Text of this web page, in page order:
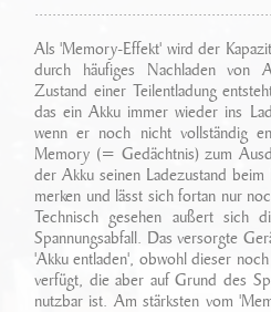
Unser Service
Ansprechpartner
Stellenangebote
Referenzen
Geschichte
Standort/ Anfahrt
IP Anwendungen/
Sonderfahrzeugbau
Leistungen
Eigenentwicklungen
Zubehör
Dokumente
Lexikon
Technikarchiv
Wichtige Links
LOGIN
KONTAKT
Als 'Memory-Effekt' wird der
durch häufiges Nachladen von
Zustand einer Teilentladung
das ein Akku immer wieder ins
wenn er noch nicht vollständig
Memory (= Gedächtnis) zum
der Akku seinen Ladezustand
merken und lässt sich fortan nur
Technisch gesehen außert sich
Spannungsabfall. Das versorgte
'Akku entladen', obwohl dieser
verfügt, die aber auf Grund des
nutzbar ist. Am stärksten vom